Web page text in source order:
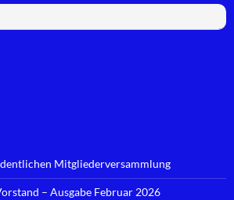
Mitgliederversammlung
– Ausgabe Februar 2026